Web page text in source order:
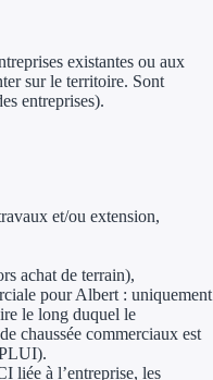
Aides Région
Aides Nationales
Aides Européennes
Nos tarifs
existantes ou aux
sur le territoire. Sont
entreprises).
et/ou extension,
achat de terrain),
pour Albert : uniquement
le long duquel le
chaussée commerciaux est
liée à l’entreprise, les